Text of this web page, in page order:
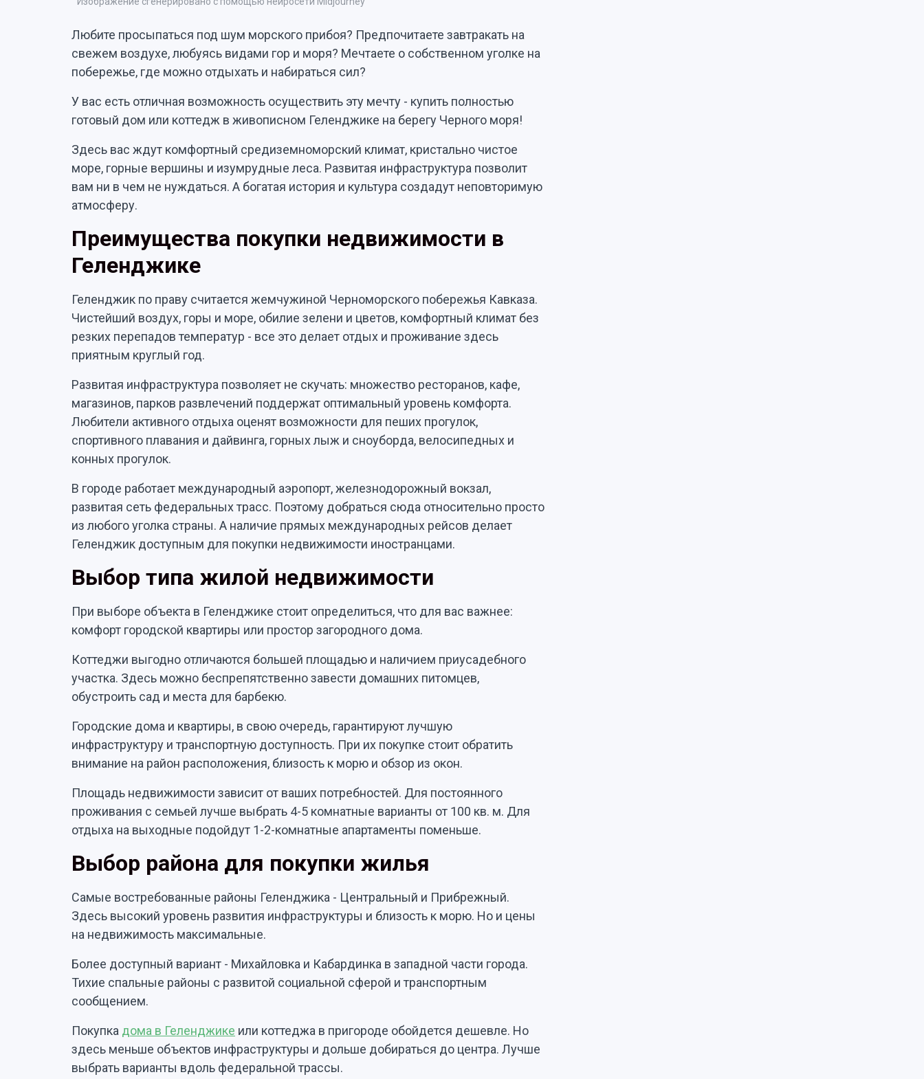
Любите просыпаться под шум морского прибоя? Предпочитаете завтракать на
свежем воздухе, любуясь видами гор и моря? Мечтаете о собственном уголке на
побережье, где можно отдыхать и набираться сил?
У вас есть отличная возможность осуществить эту мечту - купить полностью
готовый дом или коттедж в живописном Геленджике на берегу Черного моря!
Здесь вас ждут комфортный средиземноморский климат, кристально чистое
море, горные вершины и изумрудные леса. Развитая инфраструктура позволит
вам ни в чем не нуждаться. А богатая история и культура создадут неповторимую
атмосферу.
Преимущества покупки недвижимости в
Геленджике
Геленджик по праву считается жемчужиной Черноморского побережья Кавказа.
Чистейший воздух, горы и море, обилие зелени и цветов, комфортный климат без
резких перепадов температур - все это делает отдых и проживание здесь
приятным круглый год.
Развитая инфраструктура позволяет не скучать: множество ресторанов, кафе,
магазинов, парков развлечений поддержат оптимальный уровень комфорта.
Любители активного отдыха оценят возможности для пеших прогулок,
спортивного плавания и дайвинга, горных лыж и сноуборда, велосипедных и
конных прогулок.
В городе работает международный аэропорт, железнодорожный вокзал,
развитая сеть федеральных трасс. Поэтому добраться сюда относительно просто
из любого уголка страны. А наличие прямых международных рейсов делает
Геленджик доступным для покупки недвижимости иностранцами.
Выбор типа жилой недвижимости
При выборе объекта в Геленджике стоит определиться, что для вас важнее:
комфорт городской квартиры или простор загородного дома.
Коттеджи выгодно отличаются большей площадью и наличием приусадебного
участка. Здесь можно беспрепятственно завести домашних питомцев,
обустроить сад и места для барбекю.
Городские дома и квартиры, в свою очередь, гарантируют лучшую
инфраструктуру и транспортную доступность. При их покупке стоит обратить
внимание на район расположения, близость к морю и обзор из окон.
Площадь недвижимости зависит от ваших потребностей. Для постоянного
проживания с семьей лучше выбрать 4-5 комнатные варианты от 100 кв. м. Для
отдыха на выходные подойдут 1-2-комнатные апартаменты поменьше.
Выбор района для покупки жилья
Самые востребованные районы Геленджика - Центральный и Прибрежный.
Здесь высокий уровень развития инфраструктуры и близость к морю. Но и цены
на недвижимость максимальные.
Более доступный вариант - Михайловка и Кабардинка в западной части города.
Тихие спальные районы с развитой социальной сферой и транспортным
сообщением.
Покупка дома в Геленджике или коттеджа в пригороде обойдется дешевле. Но
здесь меньше объектов инфраструктуры и дольше добираться до центра. Лучше
выбрать варианты вдоль федеральной трассы.